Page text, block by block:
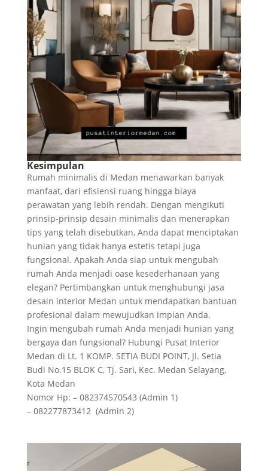
Kesimpulan
Rumah minimalis di Medan menawarkan banyak
manfaat, dari efisiensi ruang hingga biaya
perawatan yang lebih rendah. Dengan mengikuti
prinsip-prinsip desain minimalis dan menerapkan
tips yang telah disebutkan, Anda dapat menciptakan
hunian yang tidak hanya estetis tetapi juga
fungsional. Apakah Anda siap untuk mengubah
rumah Anda menjadi oase kesederhanaan yang
elegan? Pertimbangkan untuk menghubungi jasa
desain interior Medan untuk mendapatkan bantuan
profesional dalam mewujudkan impian Anda.
Ingin mengubah rumah Anda menjadi hunian yang
bergaya dan fungsional? Hubungi Pusat Interior
Medan di Lt. 1 KOMP. SETIA BUDI POINT, Jl. Setia
Budi No.15 BLOK C, Tj. Sari, Kec. Medan Selayang,
Kota Medan
Nomor Hp: – 082374570543 (Admin 1)
– 082277873412 (Admin 2)